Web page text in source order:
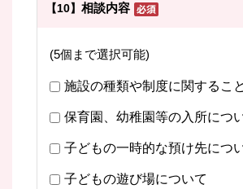
【10】 相談内容
(5個まで選択可能)
施設の種類や制度に関するこ
保育園、幼稚園等の入所につ
子どもの一時的な預け先につ
子どもの遊び場について